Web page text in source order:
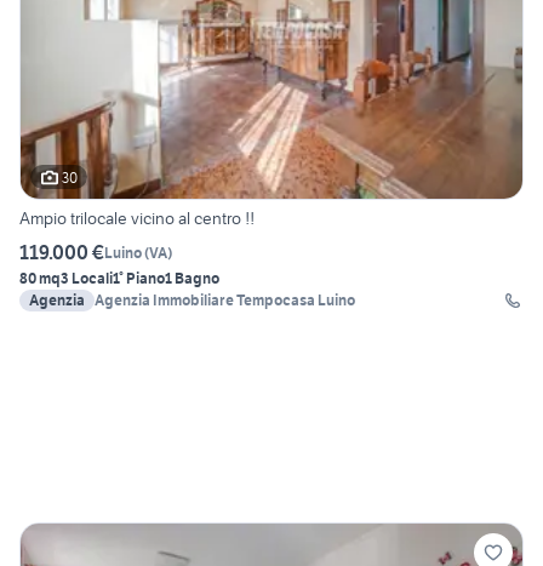
30
Ampio trilocale vicino al centro !!
119.000 €Luino(VA)
80 mq3 Locali1° Piano1 Bagno
Agenzia Agenzia Immobiliare Tempocasa Luino